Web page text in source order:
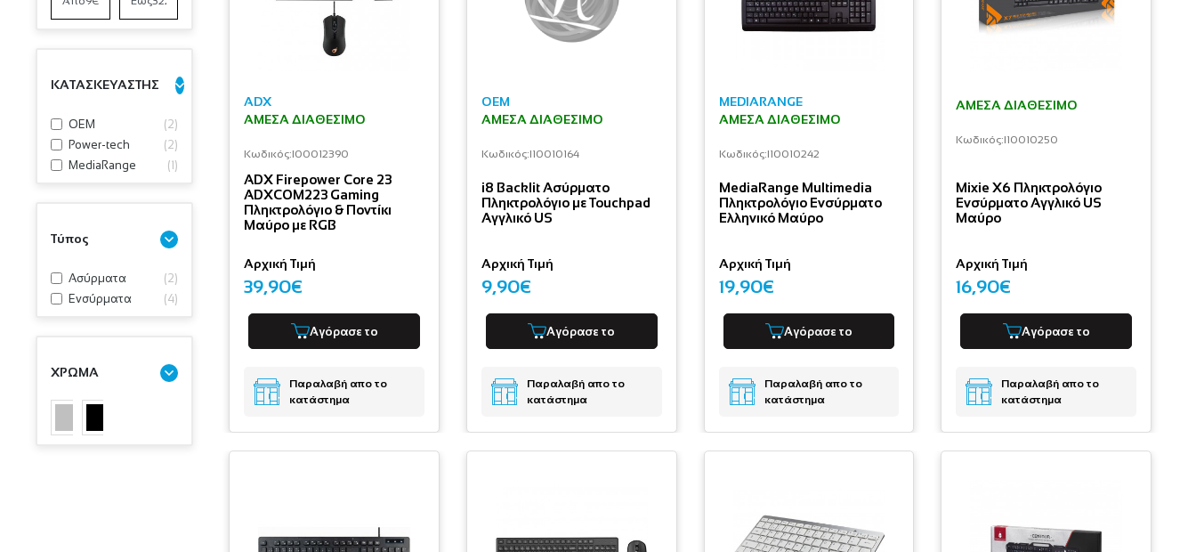
ΚΑΤΑΣΚΕΥΑΣΤΗΣ
OEM (2)
Power-tech
(2)
MediaRange
(1)
Τύπος
Ασύρματα (2)
Ενσύρματα
(4)
ΧΡΩΜΑ
ADX
ΆΜΕΣΑ ΔΙΑΘΈΣΙΜΟ
Κωδικός:I00012390
ADX Firepower Core 23
ADXCOM223 Gaming
Πληκτρολόγιο & Ποντίκι
Μαύρο με RGB
Αρχική Τιμή
39,90€
Αγόρασε το
Παραλαβή απο το
κατάστημα
OEM
ΆΜΕΣΑ ΔΙΑΘΈΣΙΜΟ
Κωδικός:I10010164
i8 Backlit Ασύρματο
Πληκτρολόγιο με Touchpad
Αγγλικό US
Αρχική Τιμή
9,90€
Αγόρασε το
Παραλαβή απο το
κατάστημα
MEDIARANGE
ΆΜΕΣΑ ΔΙΑΘΈΣΙΜΟ
Κωδικός:I10010242
MediaRange Multimedia
Πληκτρολόγιο Ενσύρματο
Ελληνικό Μαύρο
Αρχική Τιμή
19,90€
Αγόρασε το
Παραλαβή απο το
κατάστημα
ΆΜΕΣΑ ΔΙΑΘΈΣΙΜΟ
Κωδικός:I10010250
Mixie X6 Πληκτρολόγιο
Ενσύρματο Αγγλικό US
Μαύρο
Αρχική Τιμή
16,90€
Αγόρασε το
Παραλαβή απο το
κατάστημα